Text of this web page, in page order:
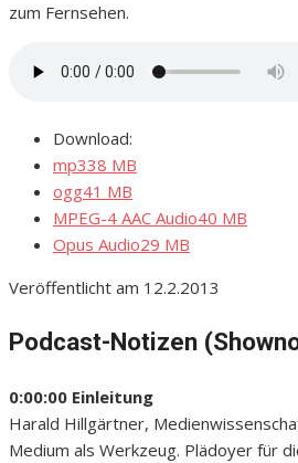
zum Fernsehen.
Download:
mp338 MB
ogg41 MB
MPEG-4 AAC Audio40 MB
Opus Audio29 MB
Veröffentlicht am 12.2.2013
Podcast-Notizen
0:00:00 Einleitung
Harald Hillgärtner,
Medium als Werkzeug. Plädoyer für